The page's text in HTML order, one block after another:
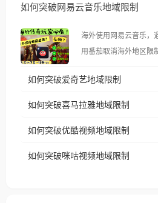
示语。 海外用户如香港、澳门、台湾、美国、加拿
像其他音乐平台一样，
仅能在中国大陆地区播放。 遇到这个问题的朋
台湾、美国、加拿大、
权限制所困扰。
如何突破网易云音乐地域限制
海外使用网易云音乐，
用番茄取消海外地区限制。 当在海外打开网
播放”的提示语。 海外用户如香港、澳门、台湾、美
制问题，且仅能在中国大陆地区
户收听网易云音乐地区
如何突破爱奇艺地域限制
如何突破喜马拉雅地域限制
如何突破优酷视频地域限制
如何突破咪咕视频地域限制